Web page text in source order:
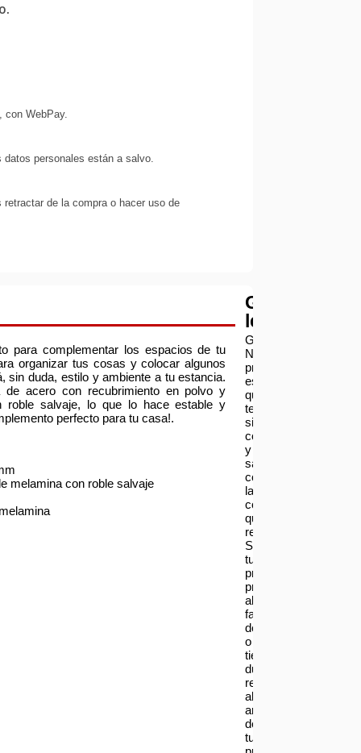
con WebPay.
personales están a salvo.
de la compra o hacer uso de
para complementar los espacios de tu
organizar tus cosas y colocar algunos
sin duda, estilo y ambiente a tu estancia.
de acero con recubrimiento en polvo y
roble salvaje, lo que lo hace estable y
perfecto para tu casa!.
melamina con roble salvaje
Garantía
legal
Garantía:
Nuestra
prioridad
es
que
te
sientas
contento
y
satisfecho
con
las
compras
que
realizas.
Si
tu
producto
presenta
alguna
falla,
defecto
o
tienes
dudas
respecto
al
armado
de
tu